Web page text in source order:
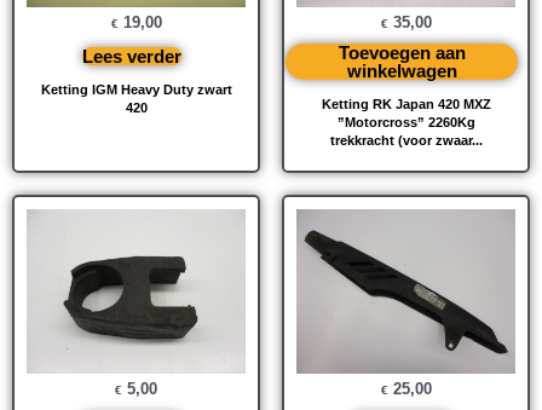
Ketting IGM Heavy Duty zwart
420
€ 19,00
Lees verder
Ketting RK Japan 420 MXZ
”Motorcross” 2260Kg
trekkracht (voor zwaar...
€ 35,00
Toevoegen aan
winkelwagen
€ 5,00 € 25,00